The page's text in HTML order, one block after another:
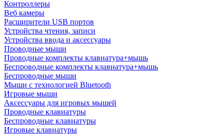
Контроллеры
Веб камеры
Расширители USB портов
Устройства чтения, записи
Устройства ввода и аксессуары
Проводные мыши
Проводные комплекты клавиатура+мышь
Беспроводные комплекты клавиатура+мышь
Беспроводные мыши
Мыши с технологией Bluetooth
Игровые мыши
Аксессуары для игровых мышей
Проводные клавиатуры
Беспроводные клавиатуры
Игровые клавиатуры